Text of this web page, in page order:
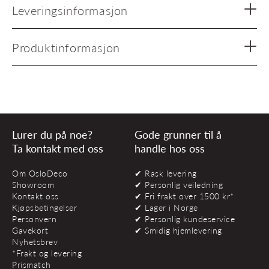
Leveringsinformasjon
Produktinformasjon
Lurer du på noe?
Ta kontakt med oss
Om OsloDeco
Showroom
Kontakt oss
Kjøpsbetingelser
Personvern
Gavekort
Nyhetsbrev
*Frakt og levering
Prismatch
Gode grunner til å
handle hos oss
✔ Rask levering
✔ Personlig veiledning
✔ Fri frakt over 1500 kr*
✔ Lager i Norge
✔ Personlig kundeservice
✔ Smidig hjemlevering